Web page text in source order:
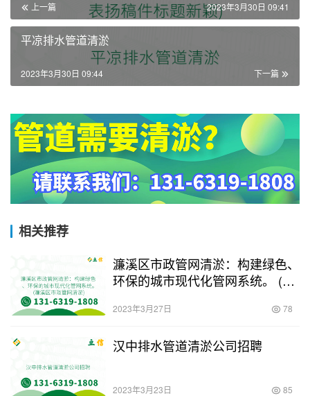
上一篇 2023年3月30日 09:41
平凉排水管道清淤
下一篇
2023年3月30日 09:44
相关推荐
濂溪区市政管网清淤：构建绿色、
环保的城市现代化管网系统。 (濂
2023年3月27日 78
汉中排水管道清淤公司招聘
2023年3月23日 85